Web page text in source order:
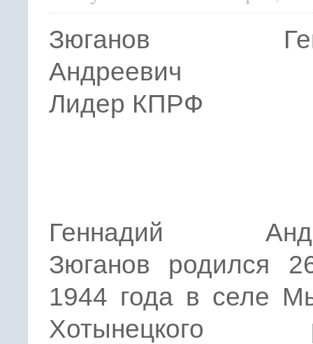
Зюганов
Андреевич
Лидер КПРФ
Геннадий
Зюганов родился
1944 года в селе
Хотынецкого